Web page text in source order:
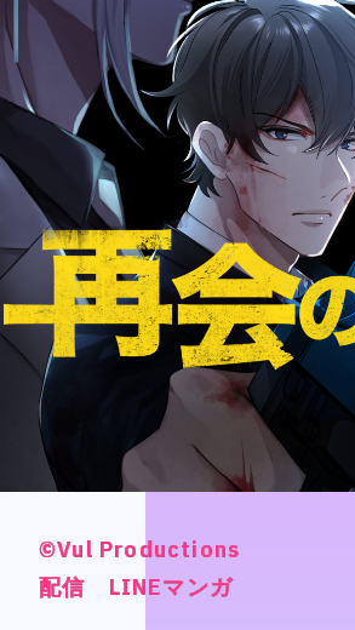
©Vul Productions
配信 LINEマンガ
©Vul Productions
配信 LINEマンガ
©Vul Productions
配信 LINEマンガ
モンスターラウンジ
スタジオベタ
Yostar Pictures
MARU Animation
© Arch Inc.
モンスターラウンジ
スタジオベタ
Yostar Pictures
MARU Animation
© Arch Inc.
©Vul Productions
配信 LINEマンガ